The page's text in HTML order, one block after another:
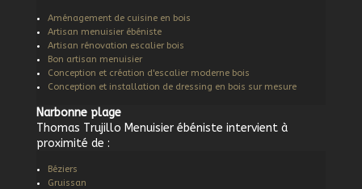
Aménagement de cuisine en bois
Artisan menuisier ébéniste
Artisan rénovation escalier bois
Bon artisan menuisier
Conception et création d'escalier moderne bois
Conception et installation de dressing en bois sur mesure
Narbonne plage
Thomas Trujillo Menuisier ébéniste intervient à
proximité de :
Béziers
Gruissan